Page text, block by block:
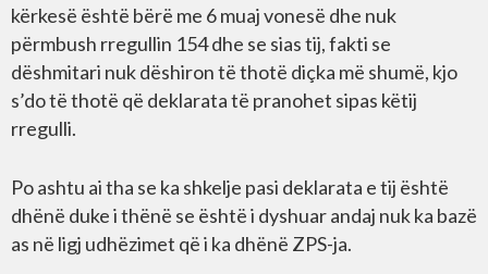
kërkesë është bërë me 6 muaj vonesë dhe nuk
përmbush rregullin 154 dhe se sias tij, fakti se
dëshmitari nuk dëshiron të thotë diçka më shumë, kjo
s’do të thotë që deklarata të pranohet sipas këtij
rregulli.
Po ashtu ai tha se ka shkelje pasi deklarata e tij është
dhënë duke i thënë se është i dyshuar andaj nuk ka bazë
as në ligj udhëzimet që i ka dhënë ZPS-ja.